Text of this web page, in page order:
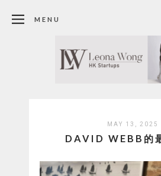
MENU
MAY 13, 2025
DAVID WEBB的